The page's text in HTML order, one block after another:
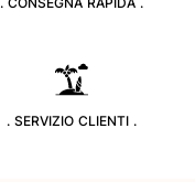
. SERVIZIO CLIENTI .